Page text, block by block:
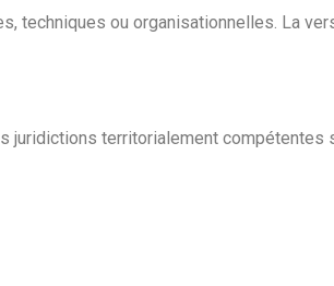
techniques ou organisationnelles. La
juridictions territorialement compétentes